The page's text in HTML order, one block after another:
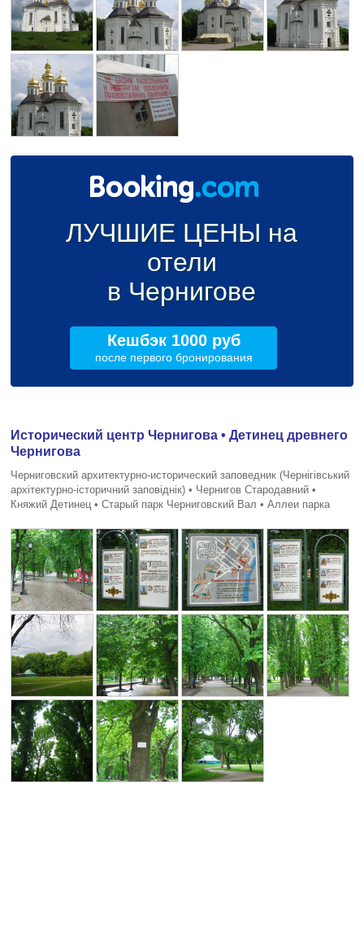
ЛУЧШИЕ ЦЕНЫ на
отели
в Чернигове
Кешбэк 1000 руб
после первого бронирования
Исторический центр Чернигова • Детинец древнего
Чернигова
Черниговский архитектурно-исторический заповедник (Чернiгiвський
архiтектурно-iсторичний заповiднiк) • Чернигов Стародавний •
Княжий Детинец • Старый парк Черниговский Вал • Аллеи парка